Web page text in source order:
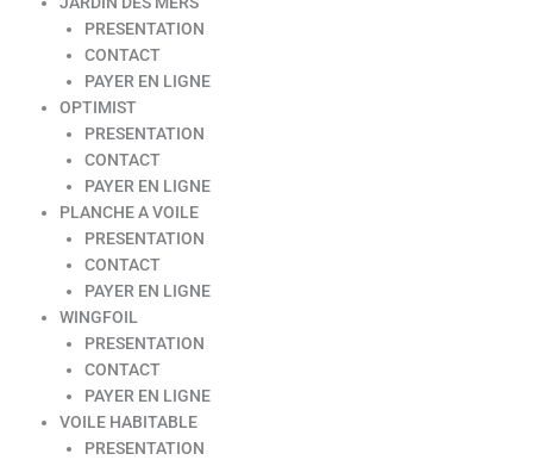
PRESENTATION
CONTACT
PAYER EN LIGNE
OPTIMIST
PRESENTATION
CONTACT
PAYER EN LIGNE
PLANCHE A VOILE
PRESENTATION
CONTACT
PAYER EN LIGNE
WINGFOIL
PRESENTATION
CONTACT
PAYER EN LIGNE
VOILE HABITABLE
PRESENTATION